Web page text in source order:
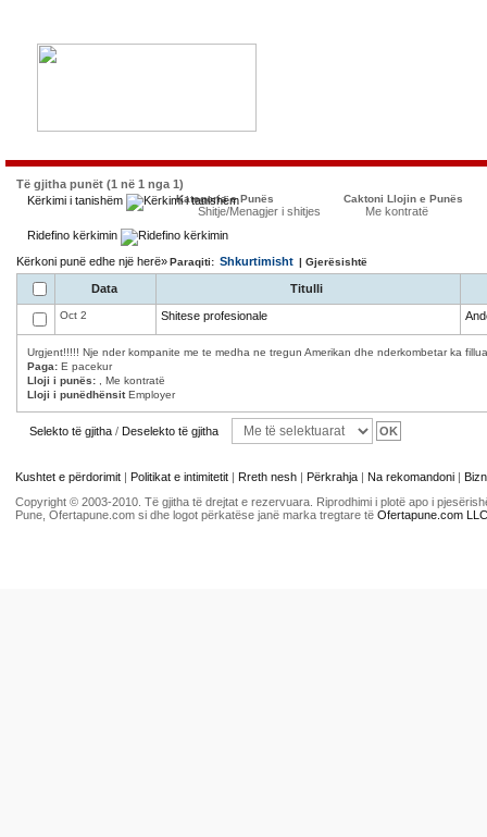
Të gjitha punët (1 në 1 nga 1)
Kërkimi i tanishëm
Kategoria e Punës
Shitje/Menagjer i shitjes
Caktoni Llojin e Punës
Me kontratë
Ridefino kërkimin
Kërkoni punë edhe një herë»Paraqiti: Shkurtimisht | Gjerësishtë
Data Titulli
Oct 2 Shitese profesionale
Urgjent!!!!! Nje nder kompanite me te medha ne tregun Amerikan dhe nderkombetar ka
Paga: E pacekur
Lloji i punës: , Me kontratë
Lloji i punëdhënsitEmployer
Selekto të gjitha / Deselekto të gjitha
Kushtet e përdorimit | Politikat e intimitetit | Rreth nesh | Përkrahja | Na rekomandoni |
Copyright © 2003-2010. Të gjitha të drejtat e rezervuara. Riprodhimi i plotë apo i
Pune, Ofertapune.com si dhe logot përkatëse janë marka tregtare të Ofertapune.com LLC